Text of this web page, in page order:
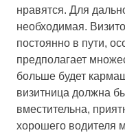
нравятся. Для
необходимая.
постоянно в пути,
предполагает
больше будет
визитница должна
вместительна,
хорошего водителя